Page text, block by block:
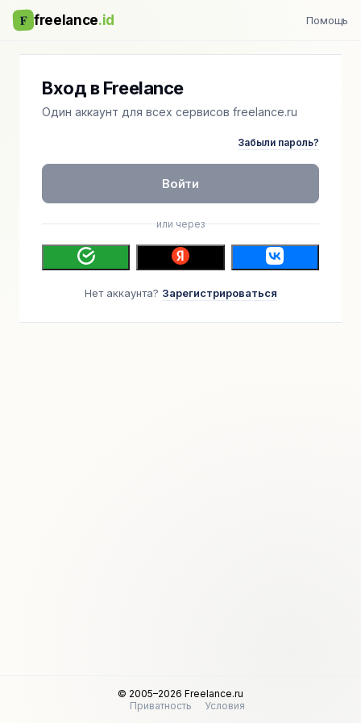
F freelance.id Помощь
Вход в Freelance
Один аккаунт для всех сервисов freelance.ru
Забыли пароль?
Войти
или через
Нет аккаунта? Зарегистрироваться
© 2005–2026 Freelance.ru
Приватность
Условия